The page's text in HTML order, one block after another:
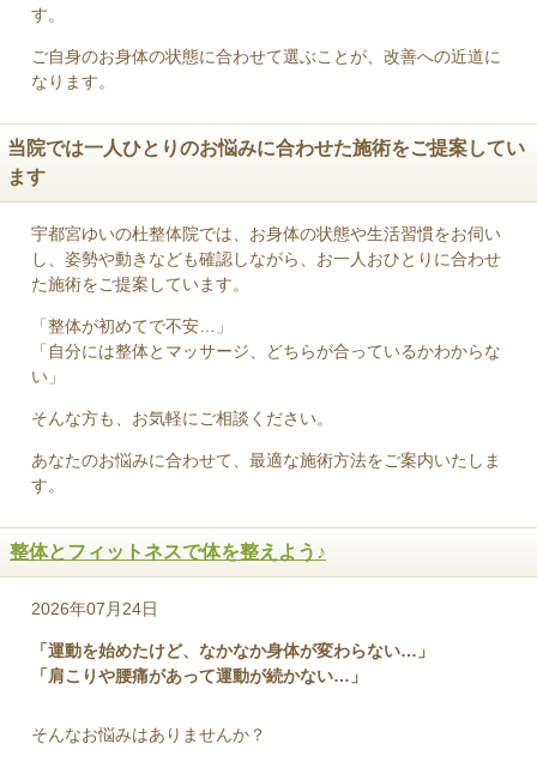
す。
ご自身のお身体の状態に合わせて選ぶことが、改善への近道に
なります。
当院では一人ひとりのお悩みに合わせた施術をご提案してい
ます
宇都宮ゆいの杜整体院では、お身体の状態や生活習慣をお伺い
し、姿勢や動きなども確認しながら、お一人おひとりに合わせ
た施術をご提案しています。
「整体が初めてで不安…」
「自分には整体とマッサージ、どちらが合っているかわからな
い」
そんな方も、お気軽にご相談ください。
あなたのお悩みに合わせて、最適な施術方法をご案内いたしま
す。
整体とフィットネスで体を整えよう♪
2026年07月24日
「運動を始めたけど、なかなか身体が変わらない…」
「肩こりや腰痛があって運動が続かない…」
そんなお悩みはありませんか？